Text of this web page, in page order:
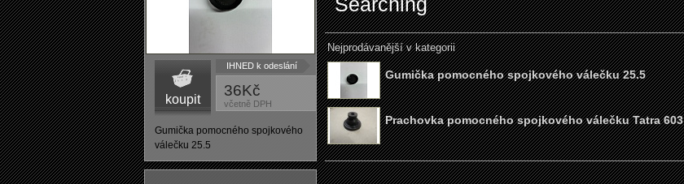
koupit
IHNED k odeslání
36Kč
včetně DPH
Gumička pomocného spojkového
válečku 25.5
Nejprodávanější v kategorii
Gumička pomocného spojkového válečku 25.5
Prachovka pomocného spojkového válečku Tatra 603